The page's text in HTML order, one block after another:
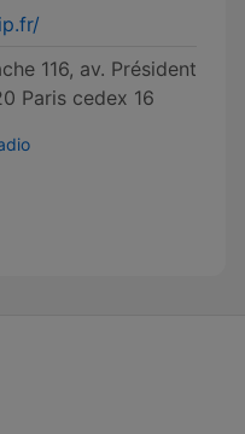
116, av. Président
Paris cedex 16